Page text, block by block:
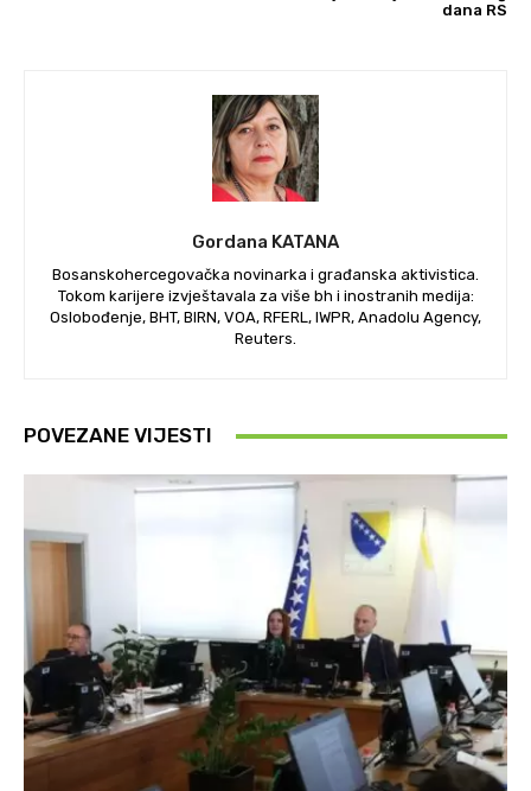
dana RS
Gordana KATANA
Bosanskohercegovačka novinarka i građanska aktivistica.
Tokom karijere izvještavala za više bh i inostranih medija:
Oslobođenje, BHT, BIRN, VOA, RFERL, IWPR, Anadolu Agency,
Reuters.
POVEZANE VIJESTI